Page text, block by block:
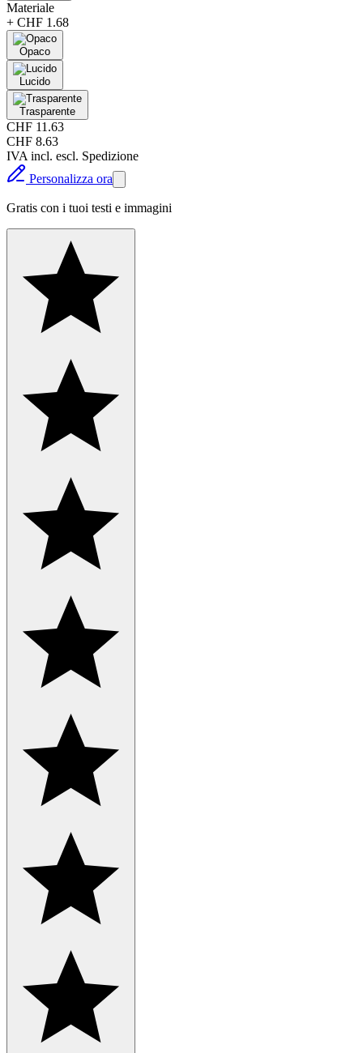
Materiale
+ CHF 1.68
Opaco
Lucido
Trasparente
CHF 11.63
CHF 8.63
IVA incl. escl. Spedizione
Personalizza ora
Gratis con i tuoi testi e immagini